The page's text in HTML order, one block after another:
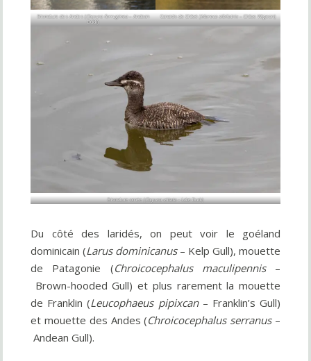
Erismature des Andes (Oxyura ferruginea– Andean
Duck)
Canards de Chiloé (Mareca sibilatrix– Chiloe Wigeon)
Erismature ornée (Oxyura vittata– Lake Duck)
Du côté des laridés, on peut voir le goéland
dominicain (Larus dominicanus– Kelp Gull), mouette
de Patagonie (Chroicocephalus maculipennis–
Brown-hooded Gull) et plus rarement la mouette
de Franklin (Leucophaeus pipixcan – Franklin’s Gull)
et mouette des Andes (Chroicocephalus serranus–
Andean Gull).